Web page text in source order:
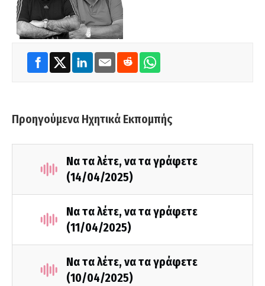
Προηγούμενα Ηχητικά Εκπομπής
Να τα λέτε, να τα γράφετε
(14/04/2025)
Να τα λέτε, να τα γράφετε
(11/04/2025)
Να τα λέτε, να τα γράφετε
(10/04/2025)